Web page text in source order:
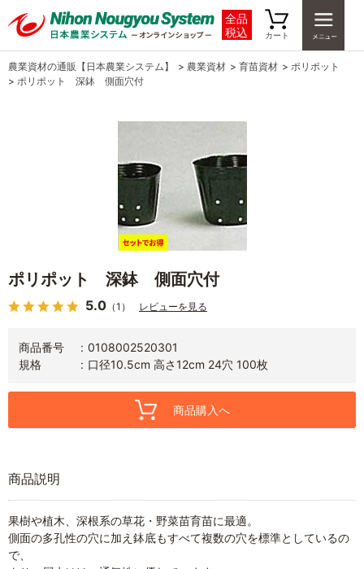
全品
税込
カート
農業資材の通販【日本農業システム】 > 農業資材 > 育苗資材 > ポリポット
> ポリポット 深鉢 側面穴付
ポリポット 深鉢 側面穴付
5.0 （1） レビューを見る
商品番号
0108002520301
規格
口径10.5cm 高さ12cm 24穴 100枚
商品購入へ
商品説明
果樹や植木、深根系の草花・野菜苗育苗に最適。
側面の多孔性の穴に加え鉢底もすべて複数の穴を標準としているの
で、